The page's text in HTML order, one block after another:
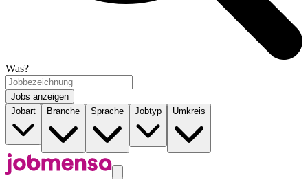
Was?
Jobs anzeigen
Jobart
Branche Sprache Jobtyp Umkreis